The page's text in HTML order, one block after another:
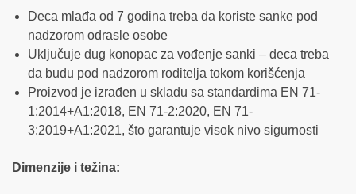
Deca mlađa od 7 godina treba da koriste sanke pod
nadzorom odrasle osobe
Uključuje dug konopac za vođenje sanki – deca treba
da budu pod nadzorom roditelja tokom korišćenja
Proizvod je izrađen u skladu sa standardima EN 71-
1:2014+A1:2018, EN 71-2:2020, EN 71-
3:2019+A1:2021, što garantuje visok nivo sigurnosti
Dimenzije i težina: